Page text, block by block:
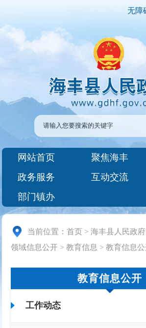
无障
网站首页 聚焦海丰
政务服务
互动交流
部门镇办
当前位置：首页 >海丰县人民政
领域信息公开 >教育信息 >教育信息
教育信息公开
工作动态